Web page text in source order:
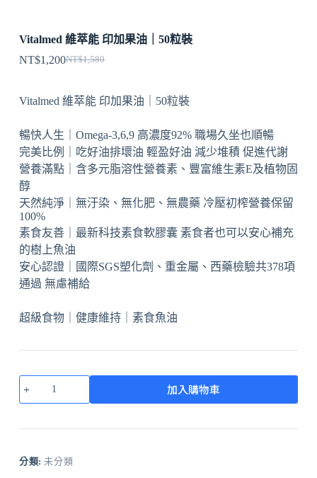
Vitalmed 維萃能 印加果油｜50粒裝
NT$1,580
NT$1,200
Vitalmed 維萃能 印加果油｜50粒裝
暢快人生｜Omega-3,6,9 高濃度92% 職場久坐也順暢
完美比例｜吃好油排壞油 輕盈好油 減少堆積 促進代謝
營養滿點｜含多元脂溶性營養素、豐富維生素E及植物固
醇
天然純淨｜無汙染、無化肥、無農藥 冷壓初榨營養保留
100%
素食友善｜最新科技素食軟膠囊 素食者也可以安心補充
的樹上魚油
安心認證｜國際SGS塑化劑、重金屬、西藥檢驗共378項
通過 無慮補給
超級食物｜健康維持｜素食魚油
加入購物車
分類:未分類